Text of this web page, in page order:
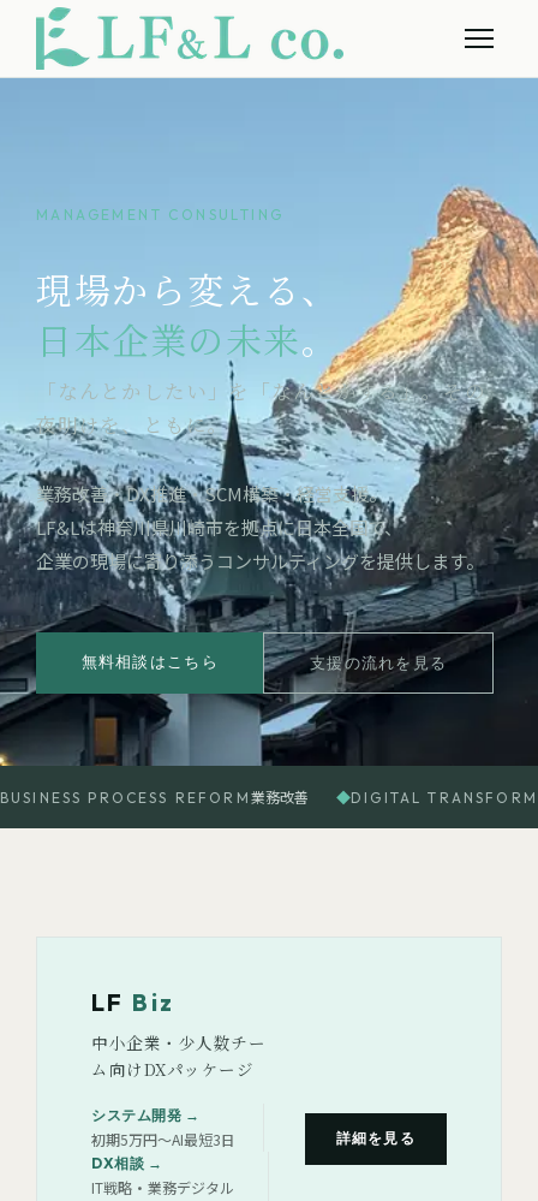
MANAGEMENT CONSULTING
現場から変える、
日本企業の未来。
「なんとかしたい」を「なんとかする」。その
夜明けを、ともに。
業務改善・DX推進・SCM構築・経営支援。
LF&Lは神奈川県川崎市を拠点に日本全国で、
企業の現場に寄り添うコンサルティングを提供します。
無料相談はこちら 支援の流れを見る
BUSINESS PROCESS REFORM 業務改善 ◆DIGITAL
LF Biz
中小企業・少人数チー
ム向けDXパッケージ
システム開発 →
初期5万円〜AI最短3日
DX相談 →
IT戦略・業務デジタル
詳細を見る